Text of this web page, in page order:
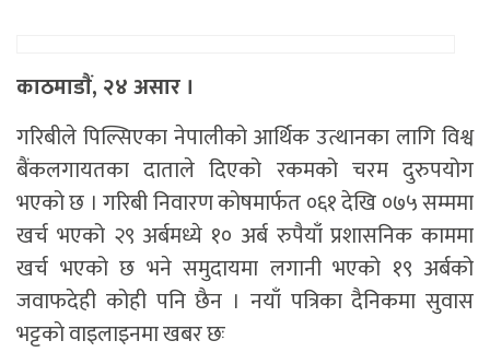
काठमाडाैं, २४ असार ।
गरिबीले पिल्सिएका नेपालीको आर्थिक उत्थानका लागि विश्व
बैंकलगायतका दाताले दिएको रकमको चरम दुरुपयोग
भएको छ । गरिबी निवारण कोषमार्फत ०६१ देखि ०७५ सम्ममा
खर्च भएको २९ अर्बमध्ये १० अर्ब रुपैयाँ प्रशासनिक काममा
खर्च भएको छ भने समुदायमा लगानी भएको १९ अर्बको
जवाफदेही कोही पनि छैन । नयाँ पत्रिका दैनिकमा सुवास
भट्टकाे वाइलाइनमा खबर छः